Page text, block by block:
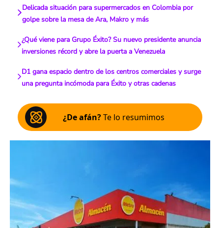
Delicada situación para supermercados en Colombia por
golpe sobre la mesa de Ara, Makro y más
¿Qué viene para Grupo Éxito? Su nuevo presidente anuncia
inversiones récord y abre la puerta a Venezuela
D1 gana espacio dentro de los centros comerciales y surge
una pregunta incómoda para Éxito y otras cadenas
¿De afán?Te lo resumimos